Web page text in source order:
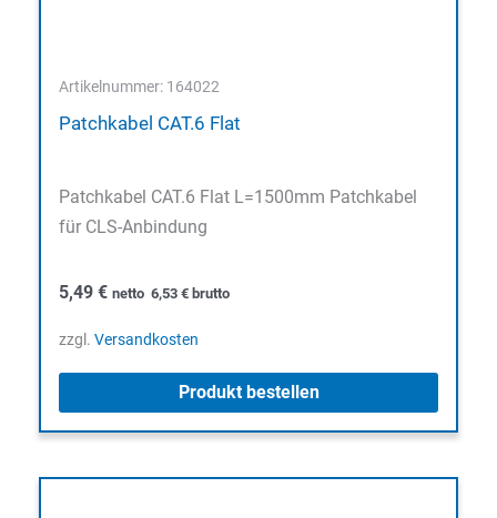
Artikelnummer: 164022
Patchkabel CAT.6 Flat
Patchkabel CAT.6 Flat L=1500mm Patchkabel
für CLS-Anbindung
5,49 € netto 6,53 € brutto
zzgl. Versandkosten
Produkt bestellen